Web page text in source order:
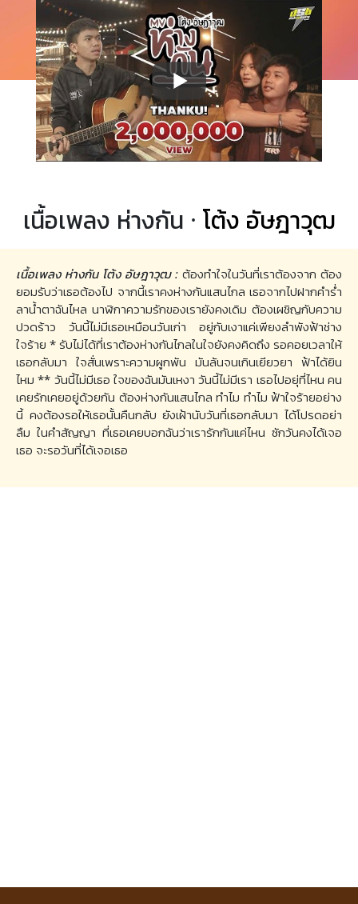
เนื้อเพลง ห่างกัน · โต้ง อัษฎาวุฒ
เนื้อเพลง ห่างกัน โต้ง อัษฎาวุฒ : ต้องทำใจในวันที่เราต้องจาก ต้อง
ยอมรับว่าเธอต้องไป จากนี้เราคงห่างกันแสนไกล เธอจากไปฝากคำร่ำ
ลาน้ำตาฉันไหล นาฬิกาความรักของเรายังคงเดิม ต้องเผชิญกับความ
ปวดร้าว วันนี้ไม่มีเธอเหมือนวันเก่า อยู่กับเงาแค่เพียงลำพังฟ้าช่าง
ใจร้าย * รับไม่ได้ที่เราต้องห่างกันไกลในใจยังคงคิดถึง รอคอยเวลาให้
เธอกลับมา ใจสั่นเพราะความผูกพัน มันล้นจนเกินเยียวยา ฟ้าได้ยิน
ไหม ** วันนี้ไม่มีเธอ ใจของฉันมันเหงา วันนี้ไม่มีเรา เธอไปอยุ่ที่ไหน คน
เคยรักเคยอยู่ด้วยกัน ต้องห่างกันแสนไกล ทำไม ทำไม ฟ้าใจร้ายอย่าง
นี้ คงต้องรอให้เธอนั้นคืนกลับ ยังเฝ้านับวันที่เธอกลับมา ได้โปรดอย่า
ลืม ในคำสัญญา ที่เธอเคยบอกฉันว่าเรารักกันแค่ไหน ซักวันคงได้เจอ
เธอ จะรอวันที่ได้เจอเธอ